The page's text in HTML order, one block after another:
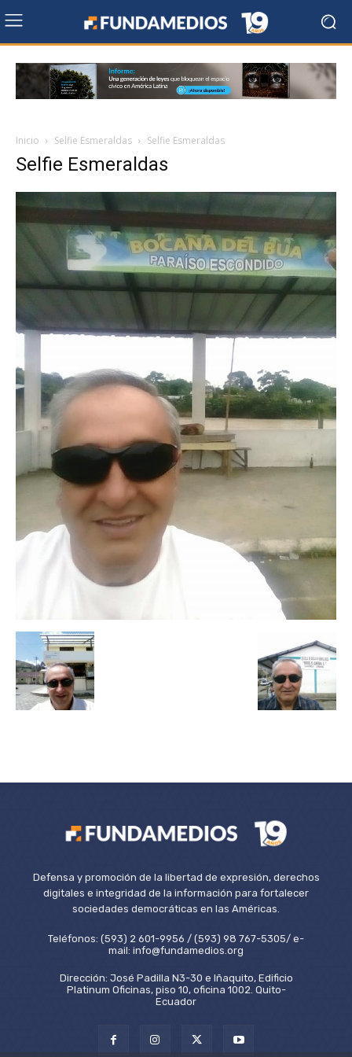
Inicio Selfie Esmeraldas Selfie Esmeraldas
Selfie Esmeraldas
Defensa y promoción de la libertad de expresión, derechos
digitales e integridad de la información para fortalecer
sociedades democráticas en las Américas.
Teléfonos: (593) 2 601-9956 / (593) 98 767-5305/ e-
mail: info@fundamedios.org
Dirección: José Padilla N3-30 e Iñaquito, Edificio
Platinum Oficinas, piso 10, oficina 1002. Quito-
Ecuador